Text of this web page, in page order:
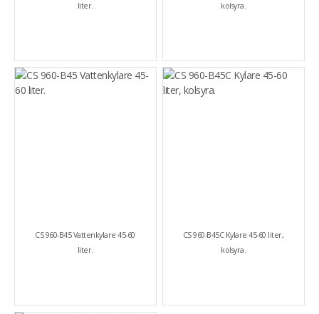
liter.
kolsyra.
CS 960-B45 Vattenkylare 45-60
liter.
CS 960-B45C Kylare 45-60 liter,
kolsyra.